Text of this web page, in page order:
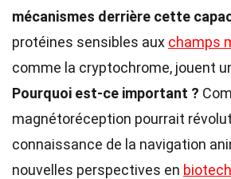
mécanismes derrière cette
protéines sensibles aux champs
comme la cryptochrome, jouent
Pourquoi est-ce important ?
magnétoréception pourrait
connaissance de la navigation
nouvelles perspectives en